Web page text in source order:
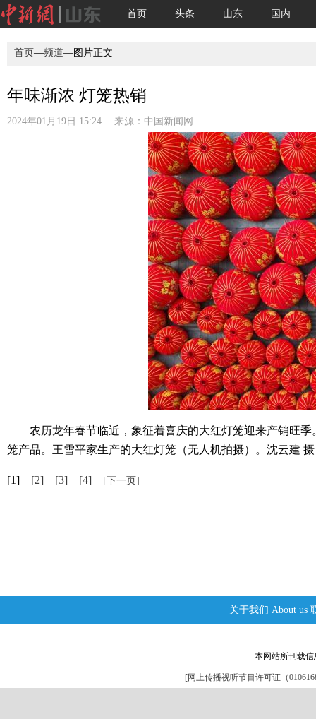
首页 头条 山东 国内
首页—频道—图片正文
年味渐浓 灯笼热销
2024年01月19日 15:24 来源： 中国新闻网
农历龙年春节临近，象征着喜庆的大红灯笼迎来产销旺季
笼产品。王雪平家生产的大红灯笼（无人机拍摄）。沈云建 摄
[1] [2] [3] [4] [下一页]
关于我们 About us
本网站所刊载
[网上传播视听节目许可证（